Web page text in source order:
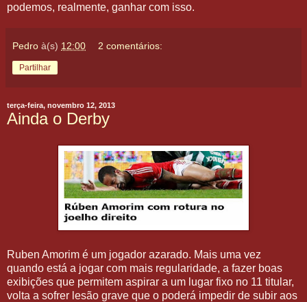
podemos, realmente, ganhar com isso.
Pedro à(s) 12:00 2 comentários:
Partilhar
terça-feira, novembro 12, 2013
Ainda o Derby
Ruben Amorim é um jogador azarado. Mais uma vez
quando está a jogar com mais regularidade, a fazer boas
exibições que permitem aspirar a um lugar fixo no 11 titular,
volta a sofrer lesão grave que o poderá impedir de subir aos